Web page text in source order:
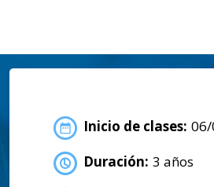
Inicio de clases:
Duración: 3 años